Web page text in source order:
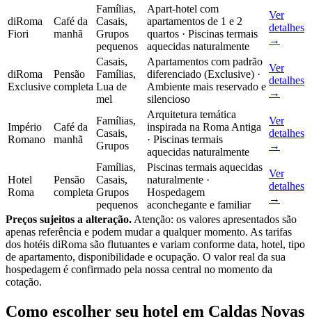
diRoma
Fiori
Café da
manhã
Famílias,
Casais,
Grupos
pequenos
Apart-hotel com
apartamentos de 1 e 2
quartos · Piscinas termais
aquecidas naturalmente
Ver
detalhes
→
diRoma
Exclusive
Pensão
completa
Casais,
Famílias,
Lua de
mel
Apartamentos com padrão
diferenciado (Exclusive) ·
Ambiente mais reservado e
silencioso
Ver
detalhes
→
Império
Romano
Café da
manhã
Famílias,
Casais,
Grupos
Arquitetura temática
inspirada na Roma Antiga
· Piscinas termais
aquecidas naturalmente
Ver
detalhes
→
Hotel
Roma
Pensão
completa
Famílias,
Casais,
Grupos
pequenos
Piscinas termais aquecidas
naturalmente ·
Hospedagem
aconchegante e familiar
Ver
detalhes
→
Preços sujeitos a alteração. Atenção: os valores apresentados são
apenas referência e podem mudar a qualquer momento. As tarifas
dos hotéis diRoma são flutuantes e variam conforme data, hotel, tipo
de apartamento, disponibilidade e ocupação. O valor real da sua
hospedagem é confirmado pela nossa central no momento da
cotação.
Como escolher seu hotel em Caldas Novas